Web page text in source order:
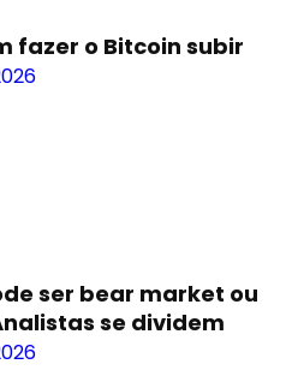
fazer o Bitcoin subir
ser bear market ou
se dividem